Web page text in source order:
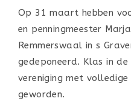
Op 31 maart hebben
en penningmeester
Remmerswaal in s
gedeponeerd. Klas in de
vereniging met volledige
geworden.